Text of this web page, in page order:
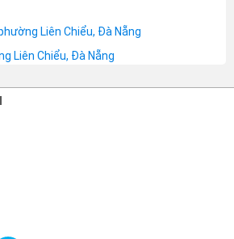
Liên Chiểu, Đà Nẵng
Liên Chiểu, Đà Nẵng